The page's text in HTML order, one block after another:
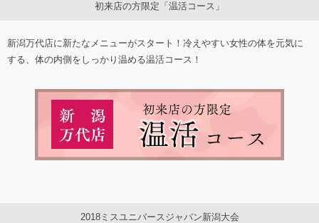
初来店の方限定「温活コース」
新潟万代店に新たなメニューがスタート！冷えやすい女性の体を元気に
する、体の内側をしっかり温める温活コース！
2018ミスユニバースジャパン新潟大会